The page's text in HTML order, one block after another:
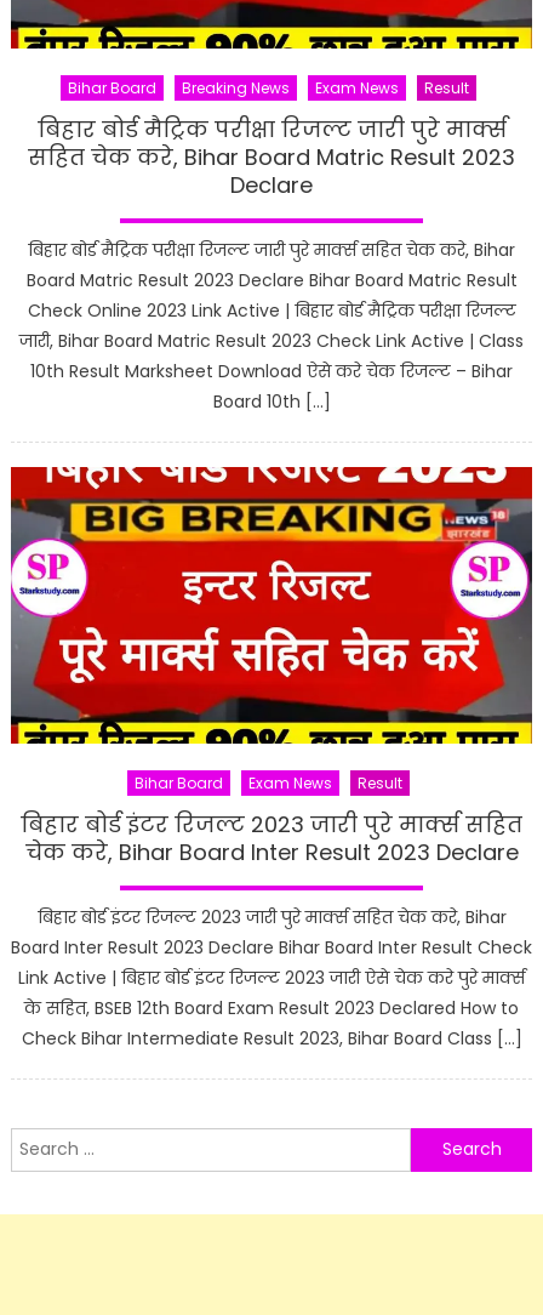
Bihar Board Breaking News Exam News Result
बिहार बोर्ड मैट्रिक परीक्षा रिजल्ट जारी पुरे मार्क्स
सहित चेक करे, Bihar Board Matric Result 2023
Declare
बिहार बोर्ड मैट्रिक परीक्षा रिजल्ट जारी पुरे मार्क्स सहित चेक करे, Bihar
Board Matric Result 2023 Declare Bihar Board Matric Result
Check Online 2023 Link Active | बिहार बोर्ड मैट्रिक परीक्षा रिजल्ट
जारी, Bihar Board Matric Result 2023 Check Link Active | Class
10th Result Marksheet Download ऐसे करे चेक रिजल्ट – Bihar
Board 10th […]
Bihar Board Exam News Result
बिहार बोर्ड इंटर रिजल्ट 2023 जारी पुरे मार्क्स सहित
चेक करे, Bihar Board Inter Result 2023 Declare
बिहार बोर्ड इंटर रिजल्ट 2023 जारी पुरे मार्क्स सहित चेक करे, Bihar
Board Inter Result 2023 Declare Bihar Board Inter Result Check
Link Active | बिहार बोर्ड इंटर रिजल्ट 2023 जारी ऐसे चेक करे पुरे मार्क्स
के सहित, BSEB 12th Board Exam Result 2023 Declared How to
Check Bihar Intermediate Result 2023, Bihar Board Class […]
Search
for: